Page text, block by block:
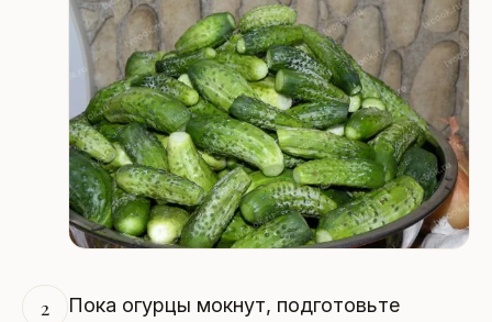
2
Пока огурцы мокнут, подготовьте